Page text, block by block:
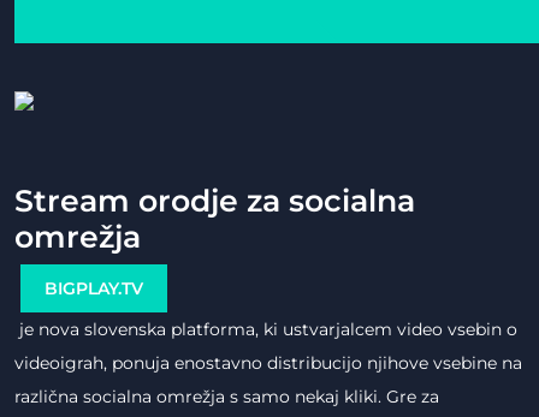
Stream orodje za socialna
omrežja
BIGPLAY.TV
je nova slovenska platforma, ki ustvarjalcem video vsebin o
videoigrah, ponuja enostavno distribucijo njihove vsebine na
različna socialna omrežja s samo nekaj kliki. Gre za